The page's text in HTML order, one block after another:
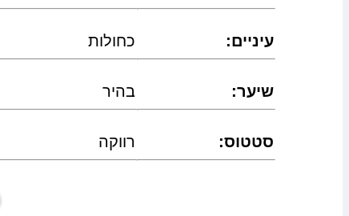
כחולות :עיניים
בהיר :שיער
רווקה :סטטוס